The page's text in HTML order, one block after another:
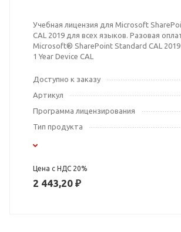
Учебная лицензия для Microsoft
CAL 2019 для всех языков. Разовая
Microsoft® SharePoint Standard CAL 2019
1 Year Device CAL
Доступно к заказу
Артикул
Программа лицензирования
Тип продукта
Цена с НДС 20%
2 443,20 ₽